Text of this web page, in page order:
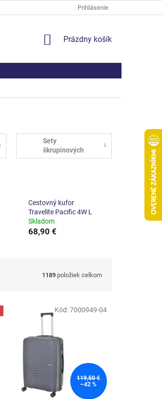
ČASTO KLADENÉ OTÁZKY
Prihlásenie
NÁKUPNÝ
Prázdny košík
Sety
škrupinových
kufrov
Cestovný kufor
Travelite Pacific 4W L
Skladom
68,90 €
1189 položiek celkom
119,50 €
–42 %
Kód:7000949-04